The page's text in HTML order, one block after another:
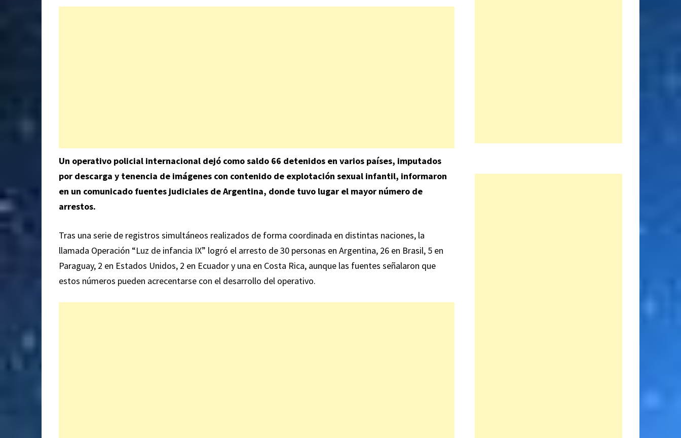
Un operativo policial internacional dejó como saldo 66 detenidos en varios países, imputados
por descarga y tenencia de imágenes con contenido de explotación sexual infantil, informaron
en un comunicado fuentes judiciales de Argentina, donde tuvo lugar el mayor número de
arrestos.
Tras una serie de registros simultáneos realizados de forma coordinada en distintas naciones, la
llamada Operación “Luz de infancia IX” logró el arresto de 30 personas en Argentina, 26 en Brasil, 5 en
Paraguay, 2 en Estados Unidos, 2 en Ecuador y una en Costa Rica, aunque las fuentes señalaron que
estos números pueden acrecentarse con el desarrollo del operativo.